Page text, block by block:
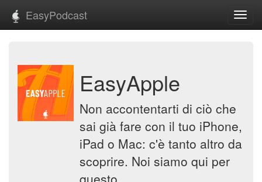
EasyPodcast
EasyApple
Non accontentarti di ciò che
sai già fare con il tuo iPhone,
iPad o Mac: c'è tanto altro da
scoprire. Noi siamo qui per
questo.